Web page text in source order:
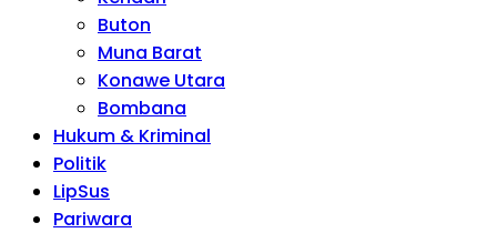
Buton
Muna Barat
Konawe Utara
Bombana
Hukum & Kriminal
Politik
LipSus
Pariwara